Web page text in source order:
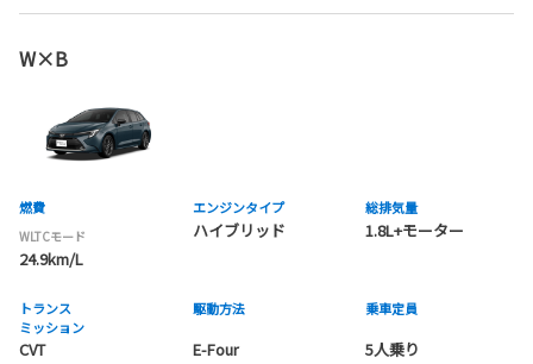
W×B
燃費
WLTCモード
24.9km/L
エンジンタイプ
ハイブリッド
総排気量
1.8L+モーター
トランス
ミッション
CVT
駆動方法
E-Four
乗車定員
5人乗り